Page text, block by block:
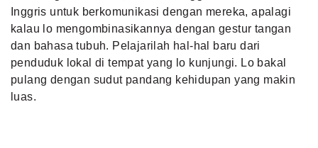
Inggris untuk berkomunikasi dengan mereka, apalagi
kalau lo mengombinasikannya dengan gestur tangan
dan bahasa tubuh. Pelajarilah hal-hal baru dari
penduduk lokal di tempat yang lo kunjungi. Lo bakal
pulang dengan sudut pandang kehidupan yang makin
luas.